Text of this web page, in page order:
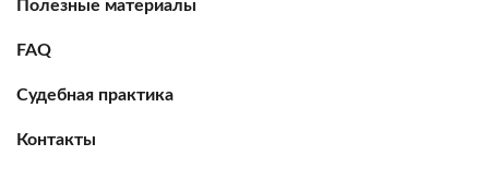
Полезные материалы
FAQ
Судебная практика
Контакты